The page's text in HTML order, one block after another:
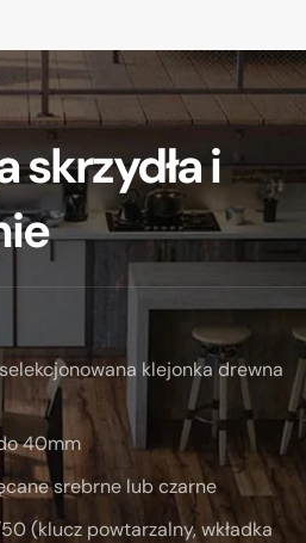
skrzydła i
klejonka drewna
40mm
srebrne lub czarne
(klucz powtarzalny, wkładka